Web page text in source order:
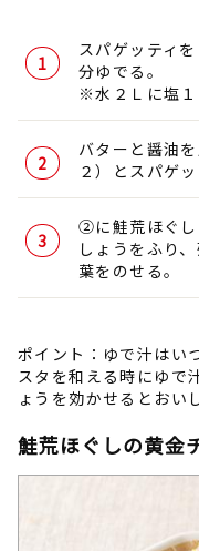
スパゲッティ
分ゆでる。
※水２Ｌに塩１
バターと醤油
２）とスパゲ
②に鮭荒ほぐし
しょうをふり
葉をのせる。
ポイント：ゆで汁はい
スタを和える時にゆで
ょうを効かせるとおい
鮭荒ほぐしの黄金